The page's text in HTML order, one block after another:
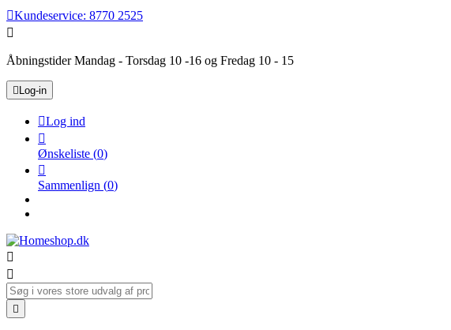
Kundeservice: 8770 2525

Åbningstider Mandag - Torsdag 10 -16 og Fredag 10 - 15
 Log-in
Log ind

Ønskeliste (0)

Sammenlign (0)


